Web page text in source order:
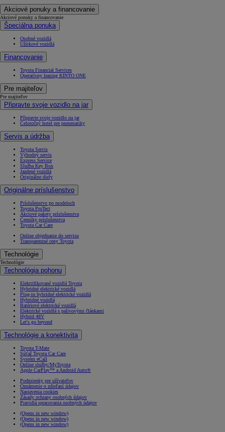
Akciové ponuky a financovanie
Akciové ponuky a financovanie
Špeciálna ponuka
Osobné vozidlá
Úžitkové vozidlá
Financovanie
Toyota Financial Services
Operatívny leasing KINTO ONE
Pre majiteľov
Pre majiteľov
Připravte svoje vozidlo na jar
Připravte svoje vozidlo na jar
Celoročný hotel pre pneumatiky
Servis a údržba
Toyota Servis
Výhodný servis
Express Service
Služba Key Box
Jazdené vozidlá
Originálne diely
Originálne príslušenstvo
Príslušenstvo po modeloch
Toyota ProTect
Akciové pakety príslušenstva
Cenníky príslušenstva
Toyota Car Care
Online objednanie do servisu
Transparentné ceny Toyota
Technológie
Technológie
Technológia pohonu
Elektrifikované vozidlá Toyota
Hybridné elektrické vozidlá
Plug-in hybridné elektrické vozidlá
Hybridné vozidlá
Batériové elektrické vozidlá
Elektrické vozidlá s palivovými článkami
Hybrid 48V
Let's go beyond
Technológie a konektivita
Toyota T-Mate
Súťaž Toyota Car Care
Systém eCall
Online služby/MyToyota
Apple CarPlay™ a Android Auto®
Podmienky pre užívateľov
Oznámenie o zdieľaní údajov
Nastavenia cookies
Zásady ochrany osobných údajov
Pravidlá spracovania osobných údajov
(Opens in new window)
(Opens in new window)
(Opens in new window)